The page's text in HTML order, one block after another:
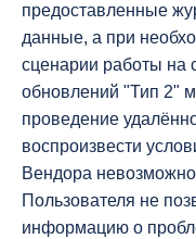
предоставленные
данные, а при
сценарии работы на
обновлений "Тип 2"
проведение
воспроизвести
Вендора
Пользователя не
информацию о